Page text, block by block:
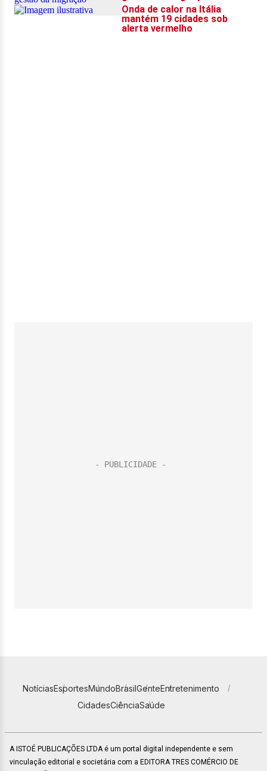
NotíciasEsportesMundoBrasilGenteEntretenimento
CidadesCiênciaSaúde
A ISTOÉ PUBLICAÇÕES LTDA é um portal digital independente e sem
vinculação editorial e societária com a EDITORA TRES COMÉRCIO DE